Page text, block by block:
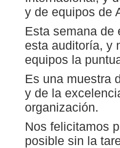
y de equipos de
Esta semana de
esta auditoría, y
equipos la
Es una muestra
y de la
organización.
Nos felicitamos
posible sin la